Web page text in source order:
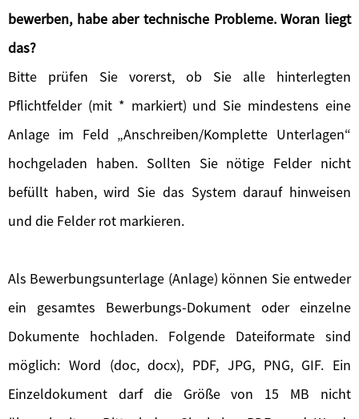
bewerben, habe aber technische Probleme. Woran liegt
das?
Bitte prüfen Sie vorerst, ob Sie alle hinterlegten
Pflichtfelder (mit * markiert) und Sie mindestens eine
Anlage im Feld „Anschreiben/Komplette Unterlagen“
hochgeladen haben. Sollten Sie nötige Felder nicht
befüllt haben, wird Sie das System darauf hinweisen
und die Felder rot markieren.
Als Bewerbungsunterlage (Anlage) können Sie entweder
ein gesamtes Bewerbungs-Dokument oder einzelne
Dokumente hochladen. Folgende Dateiformate sind
möglich: Word (doc, docx), PDF, JPG, PNG, GIF. Ein
Einzeldokument darf die Größe von 15 MB nicht